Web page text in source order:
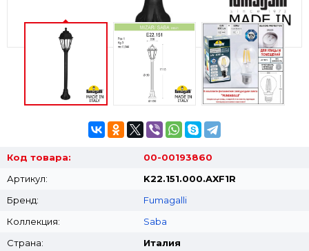
Код товара:
00-00193860
Артикул:
K22.151.000.AXF1R
Бренд:
Fumagalli
Коллекция:
Saba
Страна:
Италия